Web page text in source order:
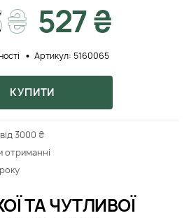
ТА ЧУТЛИВОЇ
₴ 527 ₴
Артикул: 5160065
КУПИТИ
3000 ₴
отриманні